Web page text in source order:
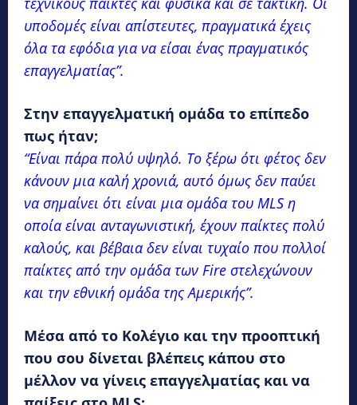
υποδομές είναι απίστευτες, πραγματικά έχεις
όλα τα εφόδια για να είσαι ένας πραγματικός
επαγγελματίας”.
Στην επαγγελματική ομάδα το επίπεδο
πως ήταν;
“Είναι πάρα πολύ υψηλό. Το ξέρω ότι φέτος δεν
κάνουν μια καλή χρονιά, αυτό όμως δεν παύει
να σημαίνει ότι είναι μια ομάδα του MLS η
οποία είναι ανταγωνιστική, έχουν παίκτες πολύ
καλούς, και βέβαια δεν είναι τυχαίο που πολλοί
παίκτες από την ομάδα των Fire στελεχώνουν
και την εθνική ομάδα της Αμερικής”.
Μέσα από το Κολέγιο και την προοπτική
που σου δίνεται βλέπεις κάπου στο
μέλλον να γίνεις επαγγελματίας και να